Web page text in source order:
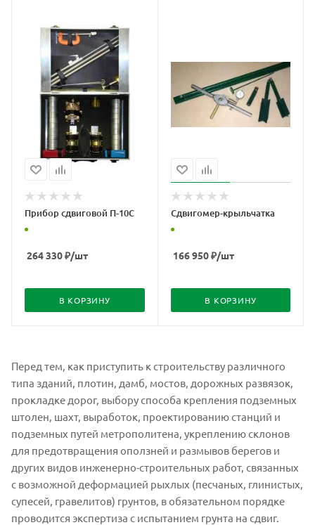
Прибор сдвиговой П-10С
264 330₽/шт
В КОРЗИНУ
Сдвигомер-крыльчатка
166 950₽/шт
В КОРЗИНУ
Перед тем, как приступить к строительству различного
типа зданий, плотин, дамб, мостов, дорожных развязок,
прокладке дорог, выбору способа крепления подземных
штолен, шахт, выработок, проектированию станций и
подземных путей метрополитена, укреплению склонов
для предотвращения оползней и размывов берегов и
других видов инженерно-строительных работ, связанных
с возможной деформацией рыхлых (песчаных, глинистых,
супесей, гравелитов) грунтов, в обязательном порядке
проводится экспертиза с испытанием грунта на сдвиг.